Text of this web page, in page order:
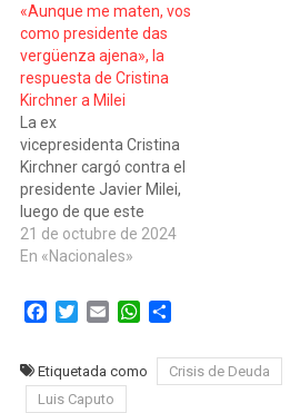
funcionario público”. El
cruce entre la ex
vicepresidenta y el actual
titular del Palacio de
Hacienda se originó…
«Aunque me maten, vos
como presidente das
vergüenza ajena», la
respuesta de Cristina
Kirchner a Milei
La ex
vicepresidenta Cristina
Kirchner cargó contra el
presidente Javier Milei,
luego de que este
asegurara que busca
“meterle el último clavo al
Cristina Kirchner
adentro”: "Aunque me
fracaso y vos como
presidente das vergüenza
21 de octubre de 2024
En «Nacionales»
Facebook
TwitterEmail WhatsApp
Etiquetada como Crisis de Deuda
Luis Caputo